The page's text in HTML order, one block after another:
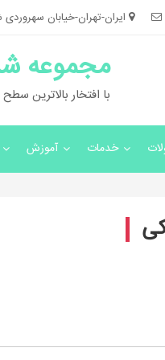
ایران-تهران-خیابان سهروردی
مجموعه
با افتخار بالاترین
خدمات آموزش